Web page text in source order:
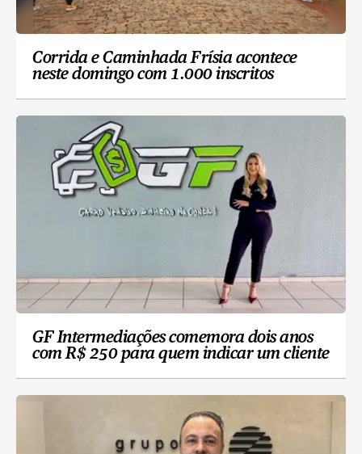
Corrida e Caminhada Frísia acontece
neste domingo com 1.000 inscritos
GF Intermediações comemora dois anos
com R$ 250 para quem indicar um cliente